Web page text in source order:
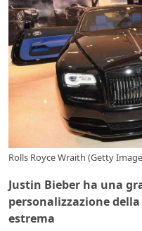
Rolls Royce Wraith (Getty
Justin Bieber ha una
personalizzazione
estrema